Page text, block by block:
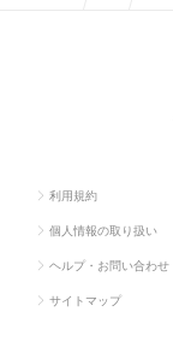
利用規約
個人情報の取り扱い
ヘルプ・お問い合わせ
サイトマップ